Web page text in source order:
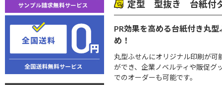
定型 型抜き 台紙付
PR効果を高める台紙付き丸
め！
丸型ふせんにオリジナル印刷が
ができ、企業ノベルティや販促グ
でのオーダーも可能です。